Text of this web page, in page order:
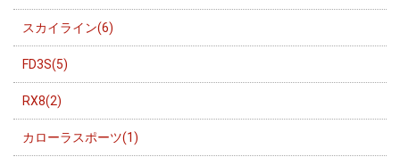
スカイライン(6)
FD3S(5)
RX8(2)
カローラスポーツ(1)